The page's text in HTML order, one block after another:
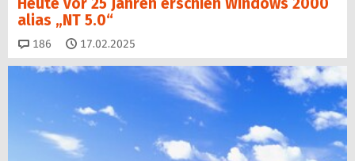
alias „NT 5.0“
186 Kommentare
17.02.2025